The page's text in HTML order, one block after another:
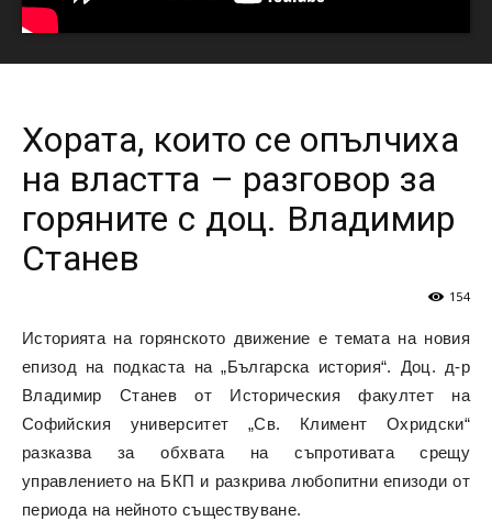
Хората, които се опълчиха
на властта – разговор за
горяните с доц. Владимир
Станев
154
Историята на горянското движение е темата на новия
епизод на подкаста на „Българска история“. Доц. д-р
Владимир Станев от Историческия факултет на
Софийския университет „Св. Климент Охридски“
разказва за обхвата на съпротивата срещу
управлението на БКП и разкрива любопитни епизоди от
периода на нейното съществуване.